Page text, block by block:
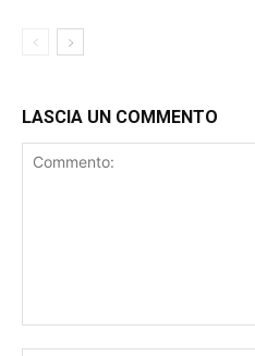
LASCIA UN COMMENTO